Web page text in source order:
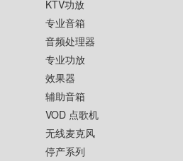
KTV功放
专业音箱
音频处理器
专业功放
效果器
辅助音箱
VOD 点歌机
无线麦克风
停产系列